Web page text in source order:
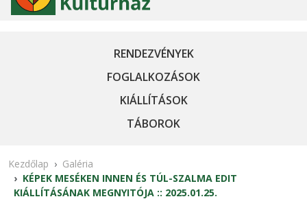
RENDEZVÉNYEK
FOGLALKOZÁSOK
KIÁLLÍTÁSOK
TÁBOROK
Kezdőlap
Galéria
KÉPEK MESÉKEN INNEN ÉS TÚL-SZALMA EDIT
KIÁLLÍTÁSÁNAK MEGNYITÓJA :: 2025.01.25.